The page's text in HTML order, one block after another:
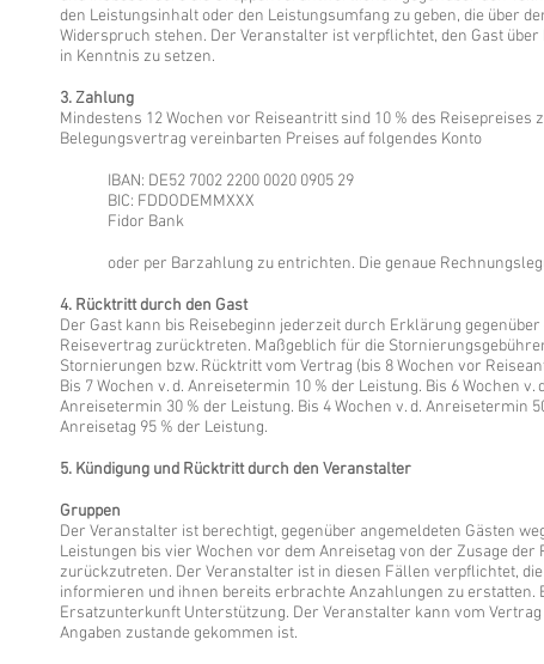
den Leistungsinhalt oder den Leistungsumfang zu geben, die über
Widerspruch stehen. Der Veranstalter ist verpflichtet, den Gast
in Kenntnis zu setzen.
3. Zahlung
Mindestens 12 Wochen vor Reiseantritt sind 10 % des
Belegungsvertrag vereinbarten Preises auf folgendes Konto
IBAN: DE52 7002 2200 0020 0905 29
BIC: FDDODEMMXXX
Fidor Bank
oder per Barzahlung zu entrichten. Die genaue
4. Rücktritt durch den Gast
Der Gast kann bis Reisebeginn jederzeit durch Erklärung
Reisevertrag zurücktreten. Maßgeblich für die
Stornierungen bzw. Rücktritt vom Vertrag (bis 8 Wochen vor
Bis 7 Wochen v. d. Anreisetermin 10 % der Leistung. Bis 6 Wochen
Anreisetermin 30 % der Leistung. Bis 4 Wochen v. d. Anreisetermin
Anreisetag 95 % der Leistung.
5. Kündigung und Rücktritt durch den Veranstalter
Gruppen
Der Veranstalter ist berechtigt, gegenüber angemeldeten Gästen
Leistungen bis vier Wochen vor dem Anreisetag von der Zusage
zurückzutreten. Der Veranstalter ist in diesen Fällen verpflichtet,
informieren und ihnen bereits erbrachte Anzahlungen zu erstatten.
Ersatzunterkunft Unterstützung. Der Veranstalter kann vom
Angaben zustande gekommen ist.